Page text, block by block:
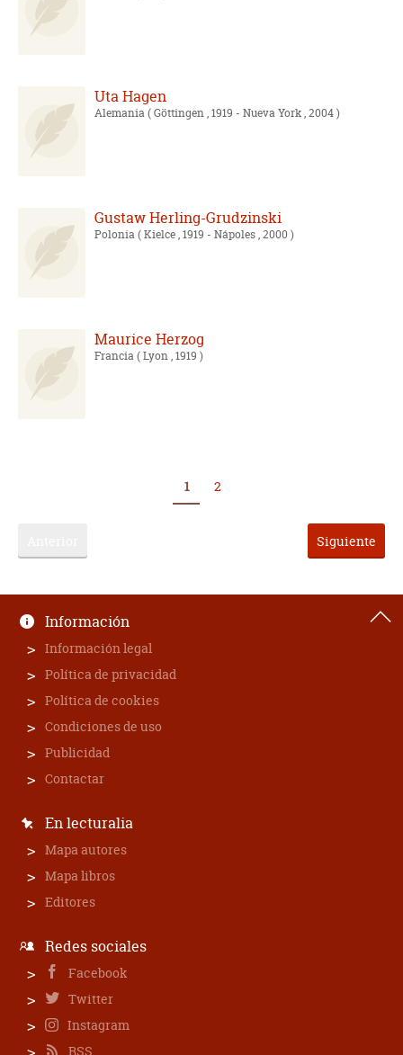
Uta Hagen
Alemania( Göttingen , 1919 - Nueva York , 2004 )
Gustaw Herling-Grudzinski
Polonia( Kielce , 1919 - Nápoles , 2000 )
Maurice Herzog
Francia( Lyon , 1919 )
1 2
Siguiente
Información
Información legal
Política de privacidad
Política de cookies
Condiciones de uso
Publicidad
Contactar
En lecturalia
Mapa autores
Mapa libros
Editores
Redes sociales
Facebook
Twitter
Instagram
RSS